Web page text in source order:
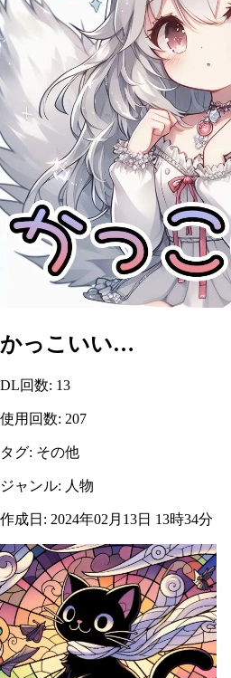
かっこいい…
DL回数: 13
使用回数: 207
タグ: その他
ジャンル: 人物
作成日 : 2024年02月13日 13時34分